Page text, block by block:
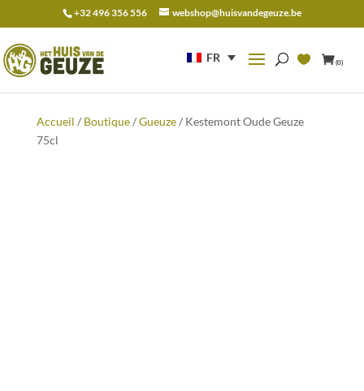
+32 496 356 556 webshop@huisvandegeuze.be
FR (0)
pour :
Accueil / Boutique/Gueuze/ Kestemont Oude Geuze
75cl